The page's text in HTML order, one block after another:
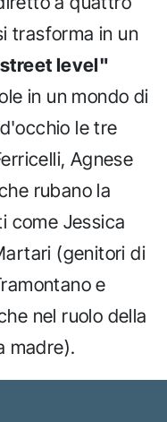
trasforma in un
level"
in un mondo di
le tre
Agnese
rubano la
come Jessica
(genitori di
e
nel ruolo della
madre).